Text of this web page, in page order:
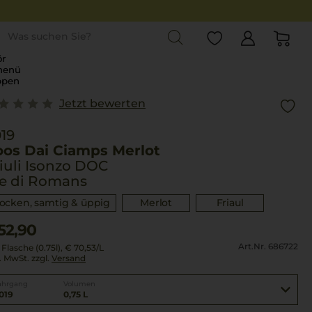
Jetzt bewerten
Dai Ciamps Merlot
Isonzo DOC
di Romans
samtig & üppig Merlot Friaul
(0.75l), € 70,53/L
MwSt. zzgl. Versand
Art.Nr. 686722
0,75 L